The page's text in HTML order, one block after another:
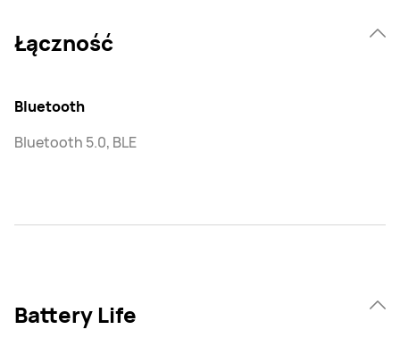
Łączność
Bluetooth
Bluetooth 5.0, BLE
Battery Life